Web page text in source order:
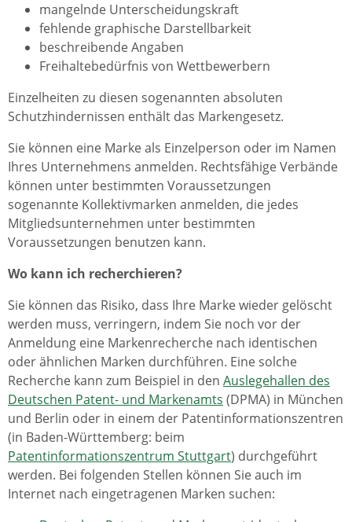
mangelnde Unterscheidungskraft
fehlende graphische Darstellbarkeit
beschreibende Angaben
Freihaltebedürfnis von Wettbewerbern
Einzelheiten zu diesen sogenannten absoluten
Schutzhindernissen enthält das Markengesetz.
Sie können eine Marke als Einzelperson oder im Namen
Ihres Unternehmens anmelden. Rechtsfähige Verbände
können unter bestimmten Voraussetzungen
sogenannte Kollektivmarken anmelden, die jedes
Mitgliedsunternehmen unter bestimmten
Voraussetzungen benutzen kann.
Wo kann ich recherchieren?
Sie können das Risiko, dass Ihre Marke wieder gelöscht
werden muss, verringern, indem Sie noch vor der
Anmeldung eine Markenrecherche nach identischen
oder ähnlichen Marken durchführen. Eine solche
Recherche kann zum Beispiel in den Auslegehallen des
Deutschen Patent- und Markenamts (DPMA) in München
und Berlin oder in einem der Patentinformationszentren
(in Baden-Württemberg: beim
Patentinformationszentrum Stuttgart) durchgeführt
werden. Bei folgenden Stellen können Sie auch im
Internet nach eingetragenen Marken suchen: